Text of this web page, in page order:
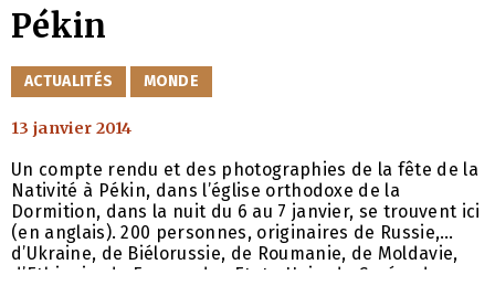
Pékin
CATÉGORIES
ACTUALITÉS MONDE
13 janvier 2014
Un compte rendu et des photographies de la fête de la
Nativité à Pékin, dans l’église orthodoxe de la
Dormition, dans la nuit du 6 au 7 janvier, se trouvent ici
(en anglais). 200 personnes, originaires de Russie,
d’Ukraine, de Biélorussie, de Roumanie, de Moldavie,
d’Ethiopie, de France, des Etats-Unis, de Corée, du